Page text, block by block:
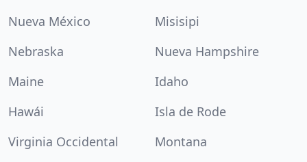
Nueva México
Misisipi
Nebraska
Nueva Hampshire
Maine
Idaho
Hawái
Isla de Rode
Virginia Occidental
Montana